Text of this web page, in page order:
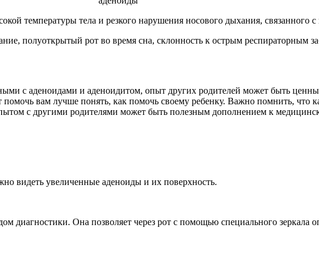
температуры тела и резкого нарушения носового дыхания, связанного
полуоткрытый рот во время сна, склонность к острым респираторным
с аденоидами и аденоидитом, опыт других родителей может быть
вам лучше понять, как помочь своему ребенку. Важно помнить, что
с другими родителями может быть полезным дополнением к
видеть увеличенные аденоиды и их поверхность.
диагностики. Она позволяет через рот с помощью специального зеркала